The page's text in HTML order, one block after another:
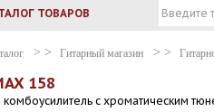
ТОВАРОВ
Гитарный магазин
158
с хроматическим